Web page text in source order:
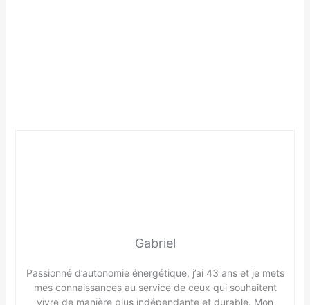
Gabriel
Passionné d’autonomie énergétique, j’ai 43 ans et je mets
mes connaissances au service de ceux qui souhaitent
vivre de manière plus indépendante et durable. Mon